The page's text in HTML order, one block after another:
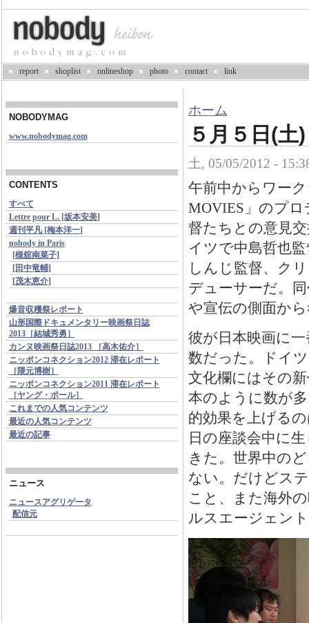
report shoplist onlineshop photo contact link
NOBODYMAG
www.nobodymag.com
CONTENTS
すべて
Lettre pour L. [坂本安美]
週刊平凡 [梅本洋一]
nobody in Paris
[槻舘南菜子]
[田中竜輔]
[茂木恵介]
爆音収穫祭レポート
山形国際ドキュメンタリー映画祭日誌
2013［結城秀勇］
カンヌ映画祭日誌2013 ［高木佑介］
ニッポンコネクション2012 滞在レポート
［隈元博樹］
ニッポンコネクション2011 滞在レポート
［ヤング・ポール］
これまでの人気コンテンツ
最近の人気コンテンツ
最近の記事
ニュース
ニュースアグリゲータ
配信元
ホーム
５月５日(土)
土, 05/05/2012 -
午前中からワー
MOVIES」のプ
督たちとの意見
イツで中島哲也
しんじ監督、ク
デューサーだ。
や宣伝の側面か
彼が日本映画に
数だった。ドイ
文化欄にはその
本のように数が
的効果を上げる
日の座談会中に
きた。世界中の
ない。だけどス
こと、また海外
ルスエージェン